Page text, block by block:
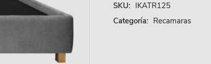
SKU: IKATR125
Categoría: Recamaras